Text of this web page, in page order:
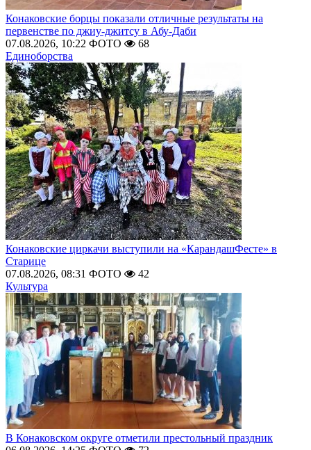
Конаковские борцы показали отличные результаты на
первенстве по джиу-джитсу в Абу-Даби
07.08.2026, 10:22 ФОТО
68
Единоборства
Конаковские циркачи выступили на «КарандашФесте» в
Старице
07.08.2026, 08:31 ФОТО
42
Культура
В Конаковском округе отметили престольный праздник